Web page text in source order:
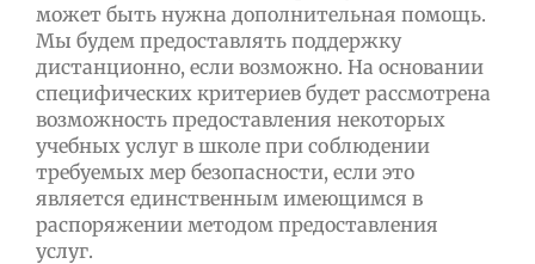
может быть нужна дополнительная помощь.
Мы будем предоставлять поддержку
дистанционно, если возможно. На основании
специфических критериев будет рассмотрена
возможность предоставления некоторых
учебных услуг в школе при соблюдении
требуемых мер безопасности, если это
является единственным имеющимся в
распоряжении методом предоставления
услуг.